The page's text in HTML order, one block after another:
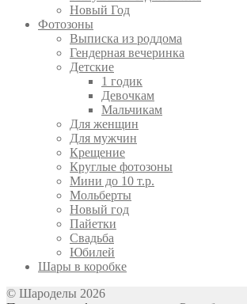
Новый Год
Фотозоны
Выписка из роддома
Гендерная вечеринка
Детские
1 годик
Девочкам
Мальчикам
Для женщин
Для мужчин
Крещение
Круглые фотозоны
Мини до 10 т.р.
Мольберты
Новый год
Пайетки
Свадьба
Юбилей
Шары в коробке
© Шароделы 2026